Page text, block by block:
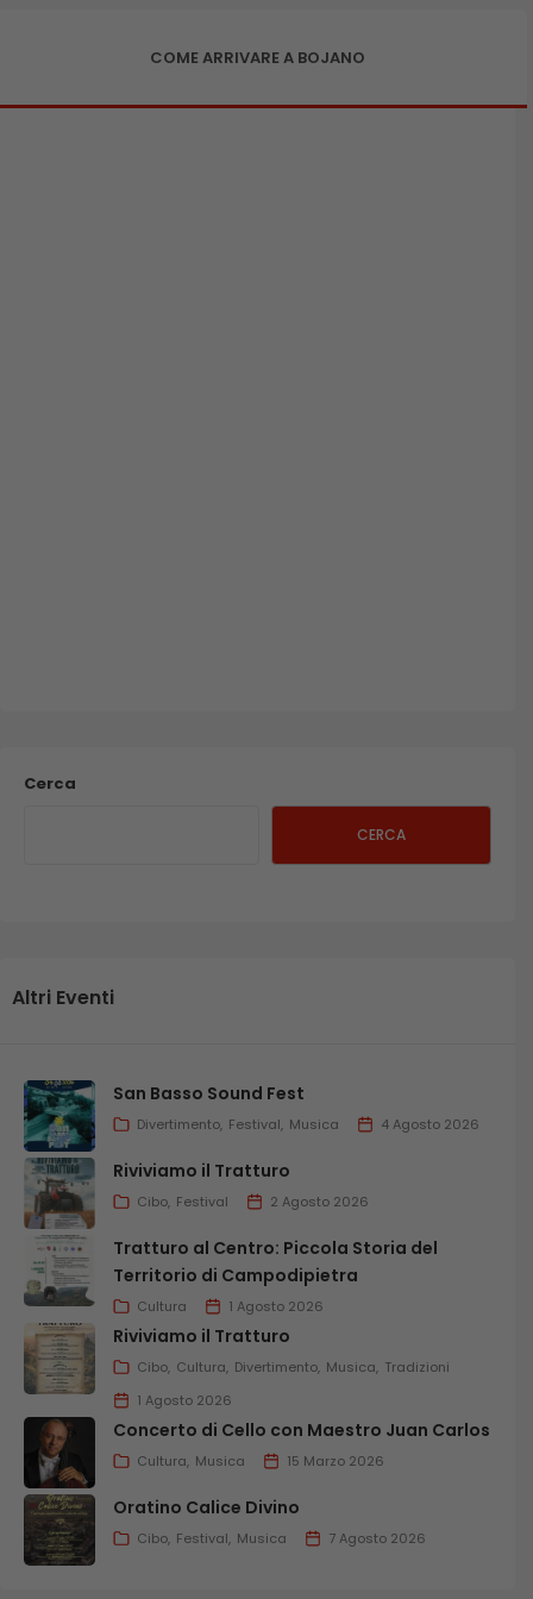
COME ARRIVARE A BOJANO
Cerca
CERCA
Altri Eventi
San Basso Sound Fest
Divertimento Festival Musica 4 Agosto 2026
Riviviamo il Tratturo
Cibo Festival 2 Agosto 2026
Tratturo al Centro: Piccola Storia del
Territorio di Campodipietra
Cultura 1 Agosto 2026
Riviviamo il Tratturo
Cibo Cultura Divertimento Musica Tradizioni
1 Agosto 2026
Concerto di Cello con Maestro Juan Carlos
Cultura Musica 15 Marzo 2026
Oratino Calice Divino
Cibo Festival Musica 7 Agosto 2026